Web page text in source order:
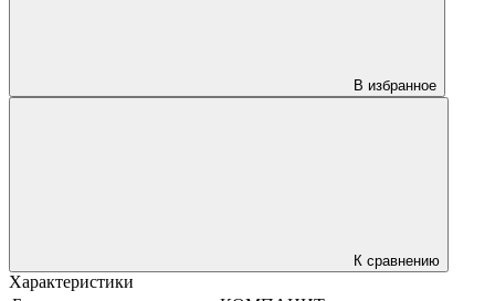
В избранное
К сравнению
Характеристики